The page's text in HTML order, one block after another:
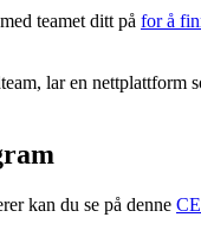
teamet ditt på for å
lar en nettplattform
kan du se på denne